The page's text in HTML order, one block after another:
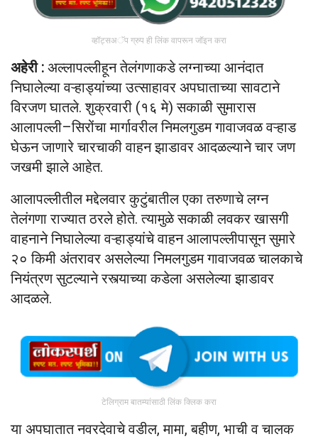
व्हॉट्सअॅप ग्रुप ही लिंक वापरून जॉइन करा
अहेरी : अल्लापल्लीहून तेलंगणाकडे लग्नाच्या आनंदात
निघालेल्या वऱ्हाड्यांच्या उत्साहावर अपघाताच्या सावटाने
विरजण घातले. शुक्रवारी (१६ मे) सकाळी सुमारास
आलापल्ली–सिरोंचा मार्गावरील निमलगुडम गावाजवळ वऱ्हाड
घेऊन जाणारे चारचाकी वाहन झाडावर आदळल्याने चार जण
जखमी झाले आहेत.
आलापल्लीतील मद्देलवार कुटुंबातील एका तरुणाचे लग्न
तेलंगणा राज्यात ठरले होते. त्यामुळे सकाळी लवकर खासगी
वाहनाने निघालेल्या वऱ्हाड्यांचे वाहन आलापल्लीपासून सुमारे
२० किमी अंतरावर असलेल्या निमलगुडम गावाजवळ चालकाचे
नियंत्रण सुटल्याने रस्त्याच्या कडेला असलेल्या झाडावर
आदळले.
टेलिग्राम बातम्यांसाठी लिंक क्लिक करा
या अपघातात नवरदेवाचे वडील, मामा, बहीण, भाची व चालक